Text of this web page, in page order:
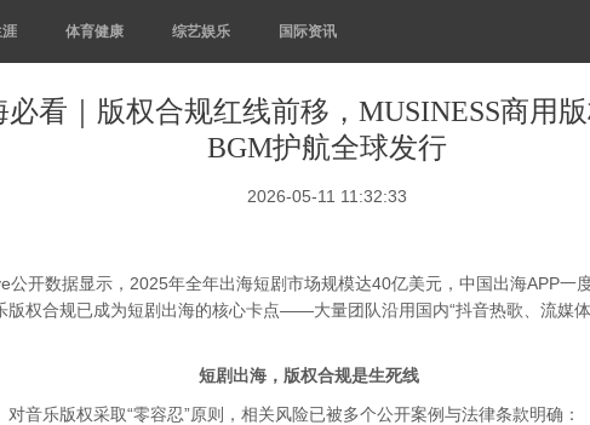
体育健康 综艺娱乐 国际资讯
必看｜版权合规红线前移，MUSINESS商用
BGM护航全球发行
2026-05-11 11:32:33
开数据显示，2025年全年出海短剧市场规模达40亿美元，中国出海APP一
权合规已成为短剧出海的核心卡点——大量团队沿用国内“抖音热歌、流媒
短剧出海，版权合规是生死线
音乐版权采取“零容忍”原则，相关风险已被多个公开案例与法律条款明确：